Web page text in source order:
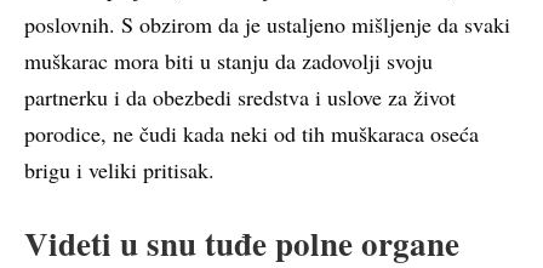
poslovnih. S obzirom da je ustaljeno mišljenje da svaki
muškarac mora biti u stanju da zadovolji svoju
partnerku i da obezbedi sredstva i uslove za život
porodice, ne čudi kada neki od tih muškaraca oseća
brigu i veliki pritisak.
Videti u snu tuđe polne organe